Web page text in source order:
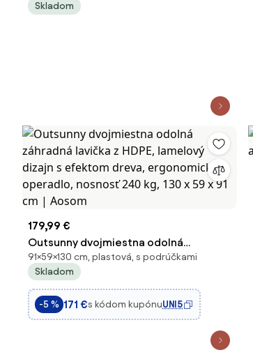
Skladom
179,99 €
Outsunny dvojmiestna odolná
záhradná lavička z HDPE, lamelový
dizajn s efektom dreva, ergonomické
operadlo, nosnosť 240 kg, 130 x 59 x 91
cm | Aosom
91×59×130 cm, plastová, s podrúčkami
Skladom
-5 % 171 €s kódom kupónuUNI5